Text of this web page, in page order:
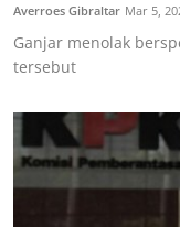
Averroes Gibraltar Mar 5,
Ganjar menolak
tersebut